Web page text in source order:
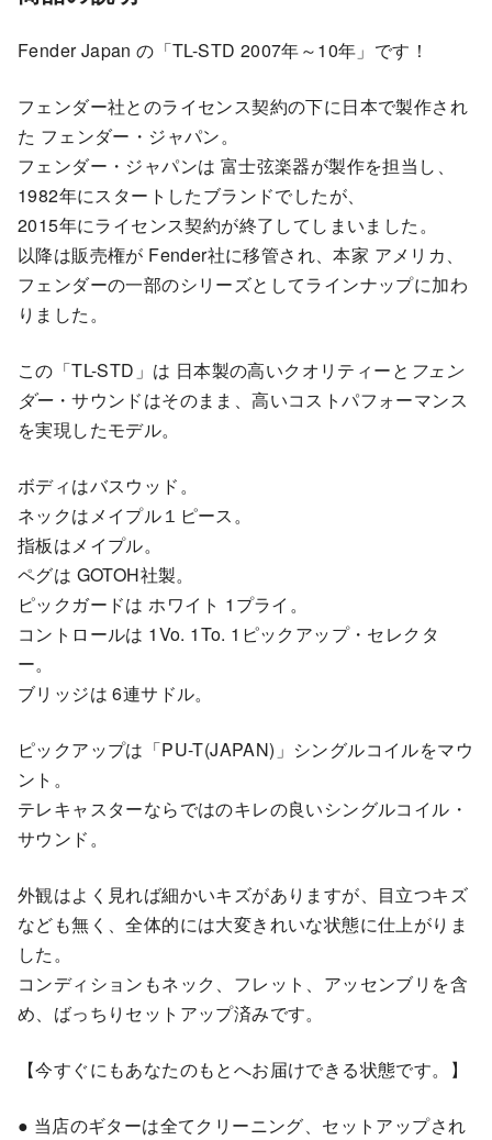
Fender Japan の「TL-STD 2007年～10年」です！
フェンダー社とのライセンス契約の下に日本で製作され
た フェンダー・ジャパン。
フェンダー・ジャパンは 富士弦楽器が製作を担当し、
1982年にスタートしたブランドでしたが、
2015年にライセンス契約が終了してしまいました。
以降は販売権が Fender社に移管され、本家 アメリカ、
フェンダーの一部のシリーズとしてラインナップに加わ
りました。
この「TL-STD」は 日本製の高いクオリティーと フェン
ダー・サウンドはそのまま、高いコストパフォーマンス
を実現したモデル。
ボディはバスウッド。
ネックはメイプル１ピース。
指板はメイプル。
ペグは GOTOH社製。
ピックガードは ホワイト 1プライ。
コントロールは 1Vo. 1To. 1ピックアップ・セレクタ
ー。
ブリッジは 6連サドル。
ピックアップは「PU-T(JAPAN)」シングルコイルをマウ
ント。
テレキャスターならではのキレの良いシングルコイル・
サウンド。
外観はよく見れば細かいキズがありますが、目立つキズ
なども無く、全体的には大変きれいな状態に仕上がりま
した。
コンディションもネック、フレット、アッセンブリを含
め、ばっちりセットアップ済みです。
【今すぐにもあなたのもとへお届けできる状態です。】
● 当店のギターは全てクリーニング、セットアップされ